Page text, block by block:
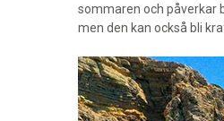
sommaren och påverkar
men den kan också bli